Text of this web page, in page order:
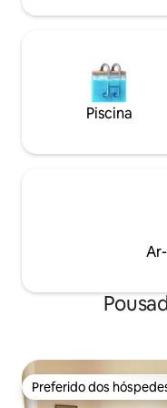
a praia
Piscina
Preferido dos
Preferido dos